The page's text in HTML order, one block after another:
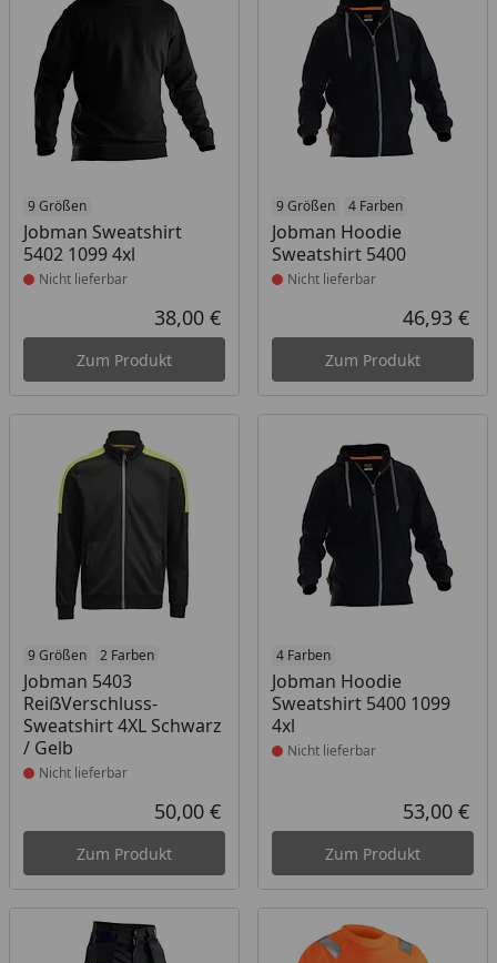
9 Größen
Jobman Sweatshirt
5402 1099 4xl
Produkt nicht lieferbar
Nicht lieferbar
Aktueller Preis
38,00 €
Zum Produkt
9 Größen 4 Farben
Jobman Hoodie
Sweatshirt 5400
Produkt nicht lieferbar
Nicht lieferbar
46,93 €
Zum Produkt
9 Größen 2 Farben
Jobman 5403
ReiẞVerschluss-
Sweatshirt 4XL Schwarz
/ Gelb
Produkt nicht lieferbar
Nicht lieferbar
Aktueller Preis
50,00 €
Zum Produkt
4 Farben
Jobman Hoodie
Sweatshirt 5400 1099
4xl
Produkt nicht lieferbar
Nicht lieferbar
53,00 €
Zum Produkt